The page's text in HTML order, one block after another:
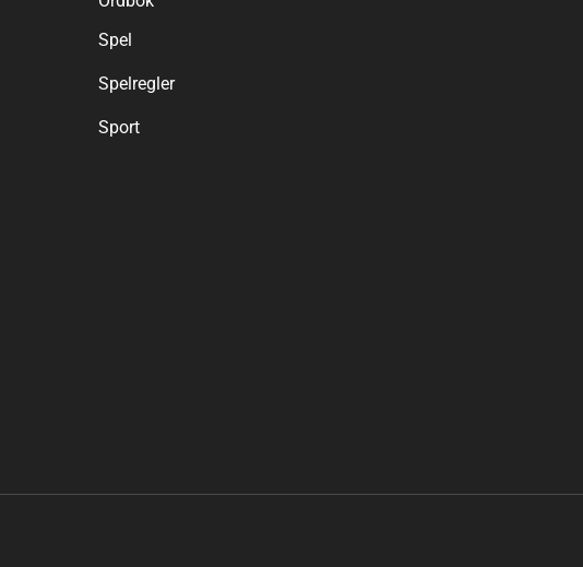
Spel
Spelregler
Sport